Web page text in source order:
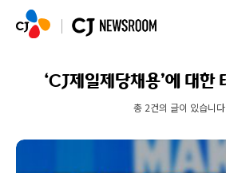
‘CJ제일제당채용’에 대한
총 2건의 글이 있습니다